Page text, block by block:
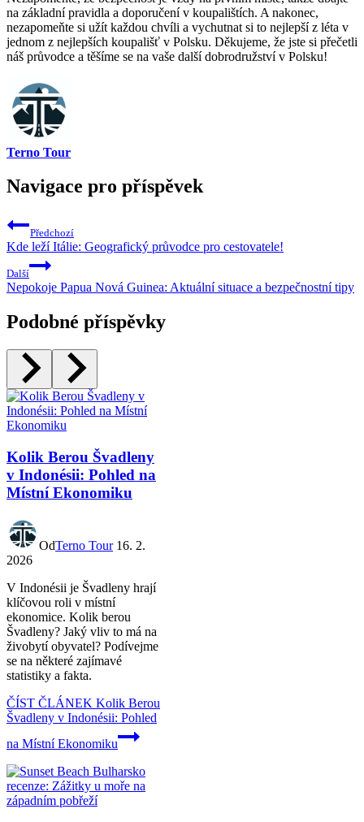
na základní pravidla a doporučení v koupalištích. A nakonec,
nezapomeňte si užít každou chvíli a vychutnat si to nejlepší z léta v
jednom z nejlepších koupališť v Polsku. Děkujeme, že jste si přečetli
náš průvodce a těšíme se na vaše další dobrodružství v Polsku!
Terno Tour
Navigace pro příspěvek
Předchozí
Kde leží Itálie: Geografický průvodce pro cestovatele!
Další
Nepokoje Papua Nová Guinea: Aktuální situace a bezpečnostní tipy
Podobné příspěvky
Kolik Berou Švadleny
v Indonésii: Pohled na
Místní Ekonomiku
OdTerno Tour 16. 2.
2026
V Indonésii je Švadleny hrají
klíčovou roli v místní
ekonomice. Kolik berou
Švadleny? Jaký vliv to má na
živobytí obyvatel? Podívejme
se na některé zajímavé
statistiky a fakta.
ČÍST ČLÁNEK Kolik Berou
Švadleny v Indonésii: Pohled
na Místní Ekonomiku